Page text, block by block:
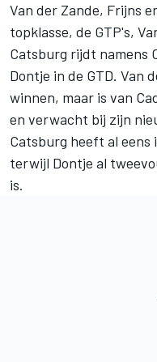
Van der Zande, Frijns
topklasse, de GTP's,
Catsburg rijdt namens
Dontje in de GTD. Van
winnen, maar is van
en verwacht bij zijn
Catsburg heeft al eens
terwijl Dontje al
is.